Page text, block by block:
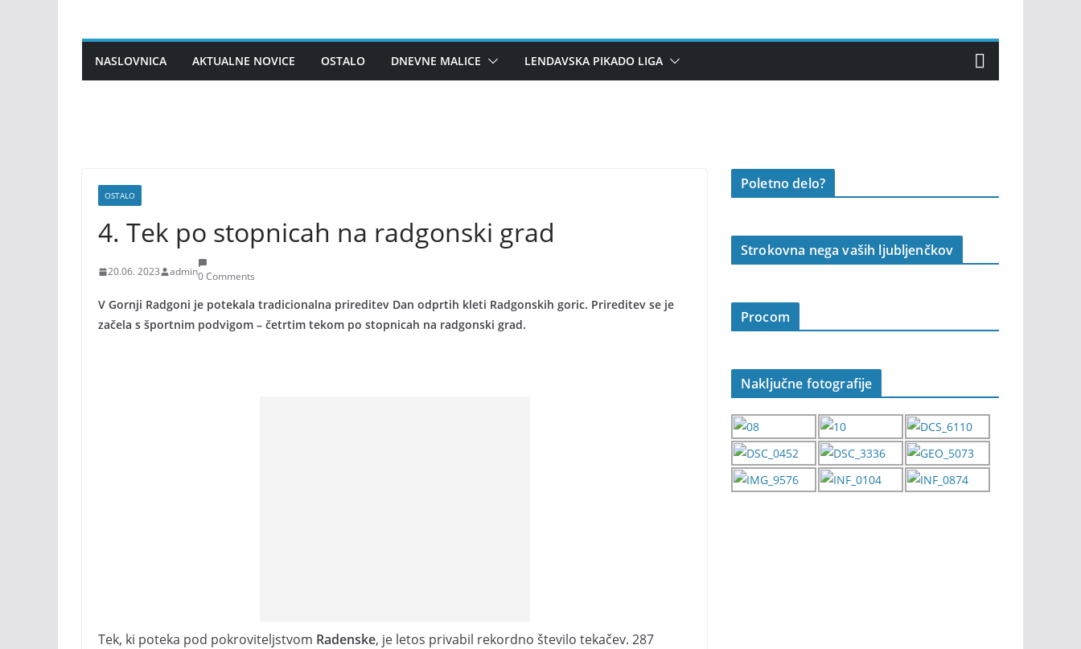
contentNASLOVNICA AKTUALNE NOVICE OSTALO DNEVNE MALICE LENDAVSKA PIKADO LIGA
OSTALO
4. Tek po stopnicah na radgonski grad
20.06. 2023 admin0 Comments
V Gornji Radgoni je potekala tradicionalna prireditev Dan odprtih kleti Radgonskih goric. Prireditev se je
začela s športnim podvigom – četrtim tekom po stopnicah na radgonski grad.
Tek, ki poteka pod pokroviteljstvom Radenske, je letos privabil rekordno število tekačev. 287
Poletno delo?
Strokovna nega vaših ljubljenčkov
Procom
Naključne fotografije